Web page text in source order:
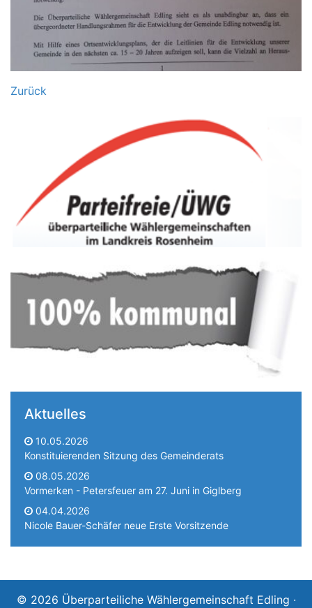
Zurück
Aktuelles
10.05.2026
Konstituierenden Sitzung des Gemeinderats
08.05.2026
Vormerken - Petersfeuer am 27. Juni in Giglberg
04.04.2026
Nicole Bauer-Schäfer neue Erste Vorsitzende
© 2026 Überparteiliche Wählergemeinschaft Edling ·